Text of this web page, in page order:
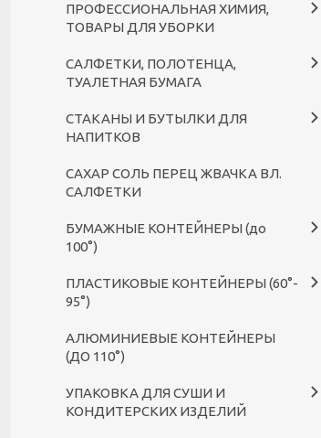
ПРОФЕССИОНАЛЬНАЯ ХИМИЯ,
ТОВАРЫ ДЛЯ УБОРКИ
САЛФЕТКИ, ПОЛОТЕНЦА,
ТУАЛЕТНАЯ БУМАГА
СТАКАНЫ И БУТЫЛКИ ДЛЯ
НАПИТКОВ
САХАР СОЛЬ ПЕРЕЦ ЖВАЧКА ВЛ.
САЛФЕТКИ
БУМАЖНЫЕ КОНТЕЙНЕРЫ (до
100°)
ПЛАСТИКОВЫЕ КОНТЕЙНЕРЫ (60°-
95°)
АЛЮМИНИЕВЫЕ КОНТЕЙНЕРЫ
(ДО 110°)
УПАКОВКА ДЛЯ СУШИ И
КОНДИТЕРСКИХ ИЗДЕЛИЙ